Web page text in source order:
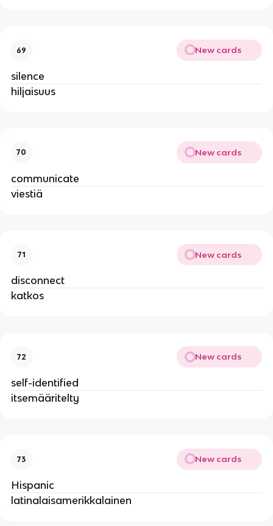
69 New cards
silence
hiljaisuus
70 New cards
communicate
viestiä
71 New cards
disconnect
katkos
72 New cards
self-identified
itsemääritelty
73 New cards
Hispanic
latinalaisamerikkalainen